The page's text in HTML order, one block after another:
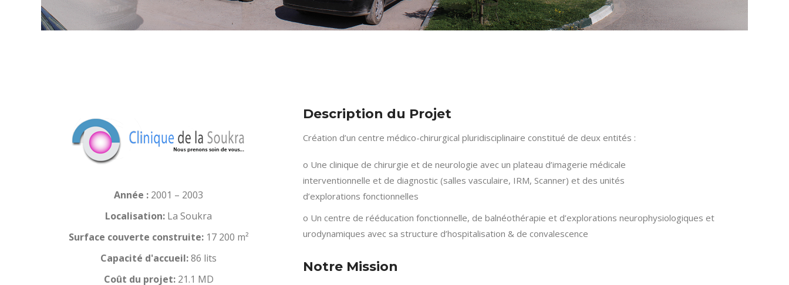
Année : 2001 – 2003
Localisation: La Soukra
Surface couverte construite:17 200 m²
Capacité d'accueil:86 lits
Coût du projet:21.1 MD
Description du Projet
Création d’un centre médico-chirurgical pluridisciplinaire constitué de deux entités :
o Une clinique de chirurgie et de neurologie avec un plateau d’imagerie médicale
interventionnelle et de diagnostic (salles vasculaire, IRM, Scanner) et des unités
d’explorations fonctionnelles
o Un centre de rééducation fonctionnelle, de balnéothérapie et d’explorations neurophysiologiques et
urodynamiques avec sa structure d’hospitalisation & de convalescence
Notre Mission